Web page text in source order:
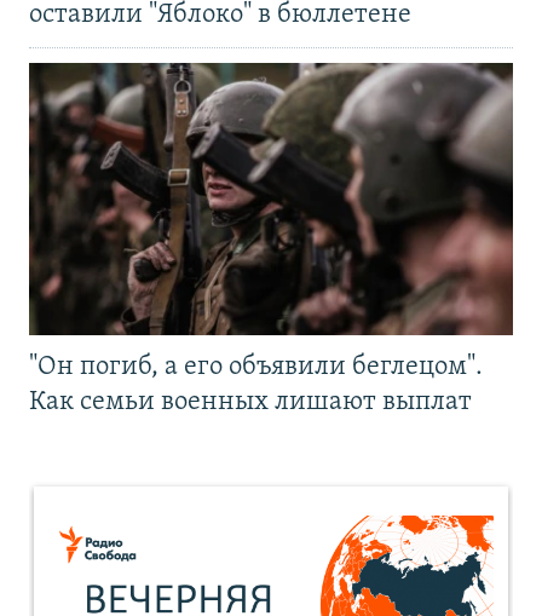
оставили "Яблоко" в бюллетене
"Он погиб, а его объявили беглецом".
Как семьи военных лишают выплат